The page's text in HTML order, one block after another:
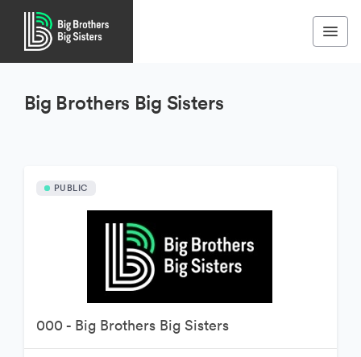
Big Brothers Big Sisters
PUBLIC
000 - Big Brothers Big Sisters